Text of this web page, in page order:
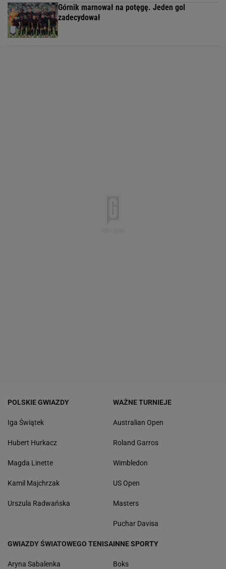
Górnik marnował na potęgę. Jeden gol
zadecydował
POLSKIE GWIAZDY
Iga Świątek
Hubert Hurkacz
Magda Linette
Kamil Majchrzak
Urszula Radwańska
WAŻNE TURNIEJE
Australian Open
Roland Garros
Wimbledon
US Open
Masters
Puchar Davisa
GWIAZDY ŚWIATOWEGO TENISA
Aryna Sabalenka
INNE SPORTY
Boks